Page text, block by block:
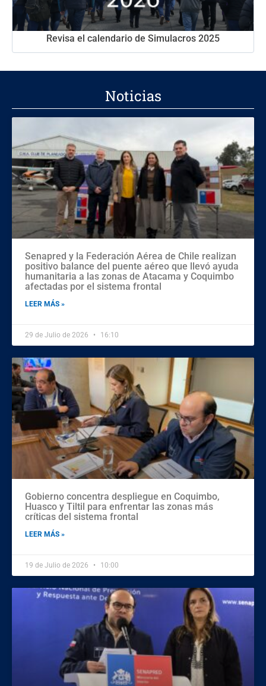
Revisa el calendario de Simulacros 2025
Noticias
Senapred y la Federación Aérea de Chile realizan
positivo balance del puente aéreo que llevó ayuda
humanitaria a las zonas de Atacama y Coquimbo
afectadas por el sistema frontal
LEER MÁS »
29 de Julio de 2026 16:10
Gobierno concentra despliegue en Coquimbo,
Huasco y Tiltil para enfrentar las zonas más
críticas del sistema frontal
LEER MÁS »
19 de Julio de 2026 10:00